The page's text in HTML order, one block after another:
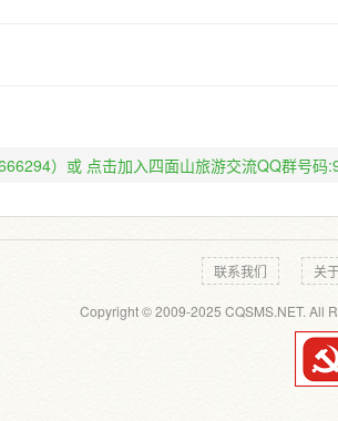
）或 点击加入四面山旅游交流QQ群号码
联系我们 关
Copyright © 2009-2025 CQSMS.NET. All